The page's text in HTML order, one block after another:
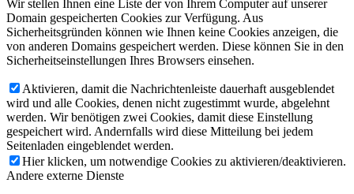
Wir stellen Ihnen eine Liste der von Ihrem Computer auf unserer
Domain gespeicherten Cookies zur Verfügung. Aus
Sicherheitsgründen können wie Ihnen keine Cookies anzeigen, die
von anderen Domains gespeichert werden. Diese können Sie in den
Sicherheitseinstellungen Ihres Browsers einsehen.
Aktivieren, damit die Nachrichtenleiste dauerhaft ausgeblendet
wird und alle Cookies, denen nicht zugestimmt wurde, abgelehnt
werden. Wir benötigen zwei Cookies, damit diese Einstellung
gespeichert wird. Andernfalls wird diese Mitteilung bei jedem
Seitenladen eingeblendet werden.
Hier klicken, um notwendige Cookies zu aktivieren/deaktivieren.
Andere externe Dienste